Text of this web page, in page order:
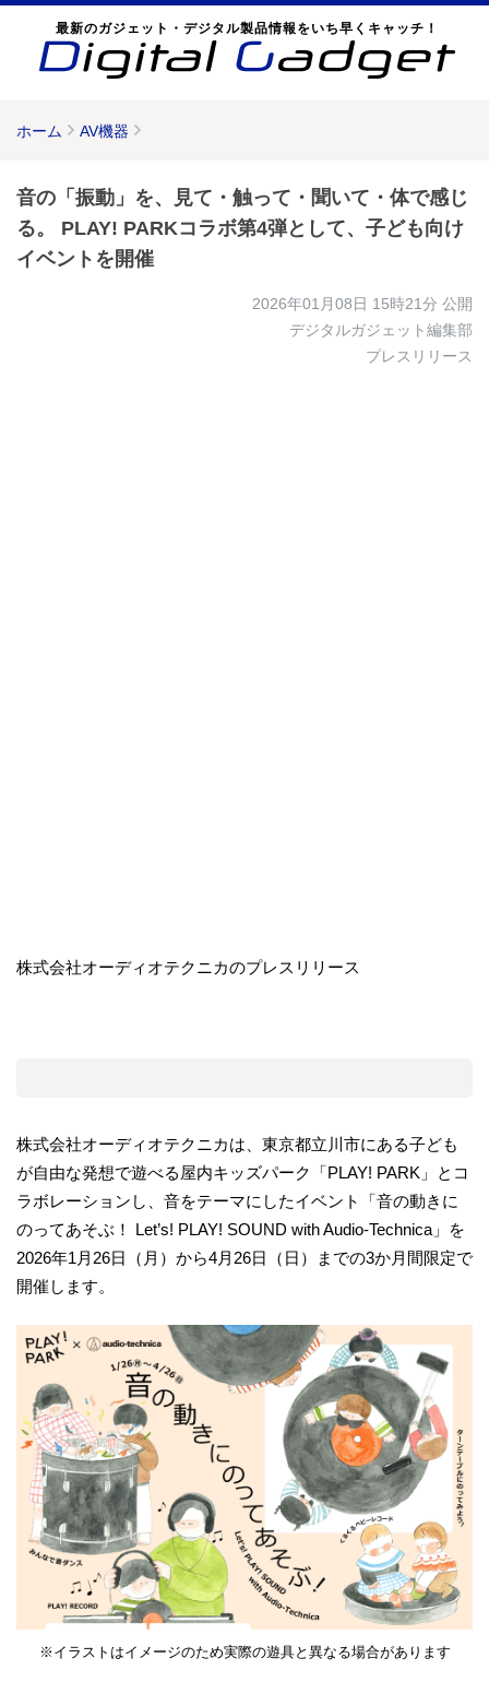
最新のガジェット・デジタル製品情報をいち早くキャッチ！
ホーム AV機器
音の「振動」を、見て・触って・聞いて・体で感じ
る。 PLAY! PARKコラボ第4弾として、子ども向け
イベントを開催
2026年01月08日 15時21分 公開
デジタルガジェット編集部
プレスリリース
株式会社オーディオテクニカのプレスリリース
株式会社オーディオテクニカは、東京都立川市にある子ども
が自由な発想で遊べる屋内キッズパーク「PLAY! PARK」とコ
ラボレーションし、音をテーマにしたイベント「音の動きに
のってあそぶ！ Let’s! PLAY! SOUND with Audio-Technica」を
2026年1月26日（月）から4月26日（日）までの3か月間限定で
開催します。
※イラストはイメージのため実際の遊具と異なる場合があります